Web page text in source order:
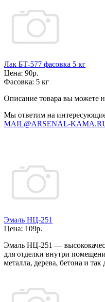
Лак БТ-577 фасовка 5 кг
Цена: 90р.
Фасовка: 5 кг
Описание товара вы можете
Мы ответим на
MAIL@ARSENAL-
Эмаль НЦ-251
Цена: 109р.
Эмаль НЦ-251 —
для отделки внутри
металла, дерева, бетона и так